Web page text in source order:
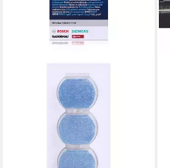
BSH Entkalkungstabletten 3
Stk. 2in1 - Für Bosch,
Siemens 3x36g Entkalker
(194,63 €/ 1 kg)
lieferbar - in 3-4 Werktagen bei dir